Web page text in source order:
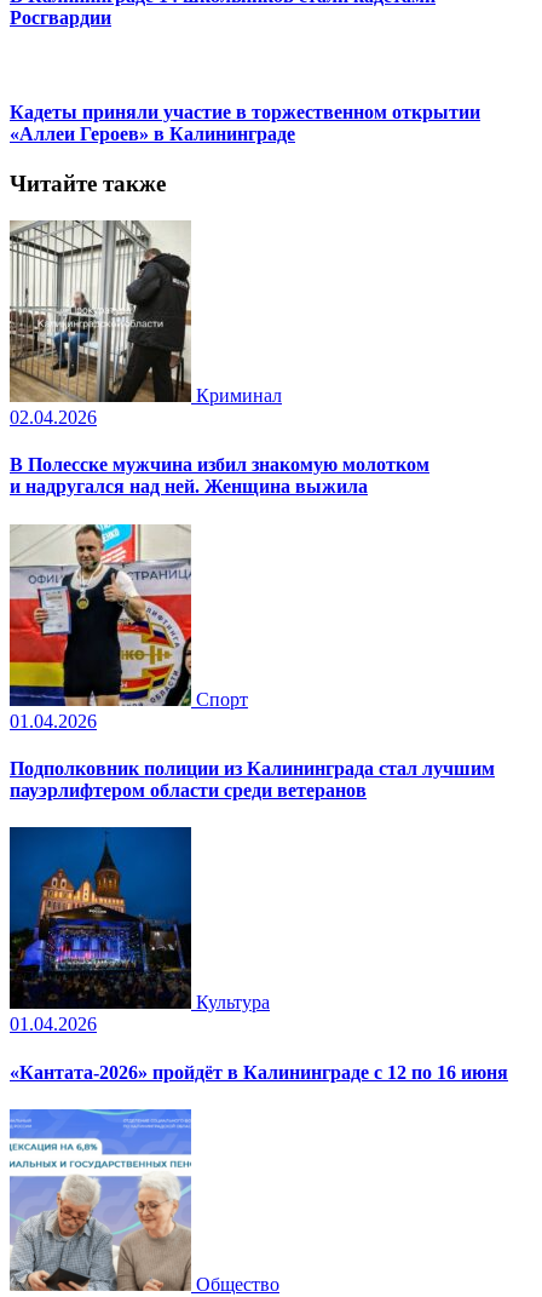
Росгвардии
Кадеты приняли участие в торжественном открытии
«Аллеи Героев» в Калининграде
Читайте также
Криминал
02.04.2026
В Полесске мужчина избил знакомую молотком
и надругался над ней. Женщина выжила
Спорт
01.04.2026
Подполковник полиции из Калининграда стал лучшим
пауэрлифтером области среди ветеранов
Культура
01.04.2026
«Кантата-2026» пройдёт в Калининграде с 12 по 16 июня
Общество